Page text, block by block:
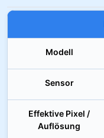
Modell
Sensor
Effektive Pixel /
Auflösung